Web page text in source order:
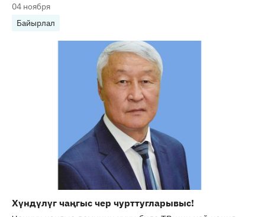
04 ноября
Байырлал
Хүндүлүг чаңгыс чер чурттугларывыс!